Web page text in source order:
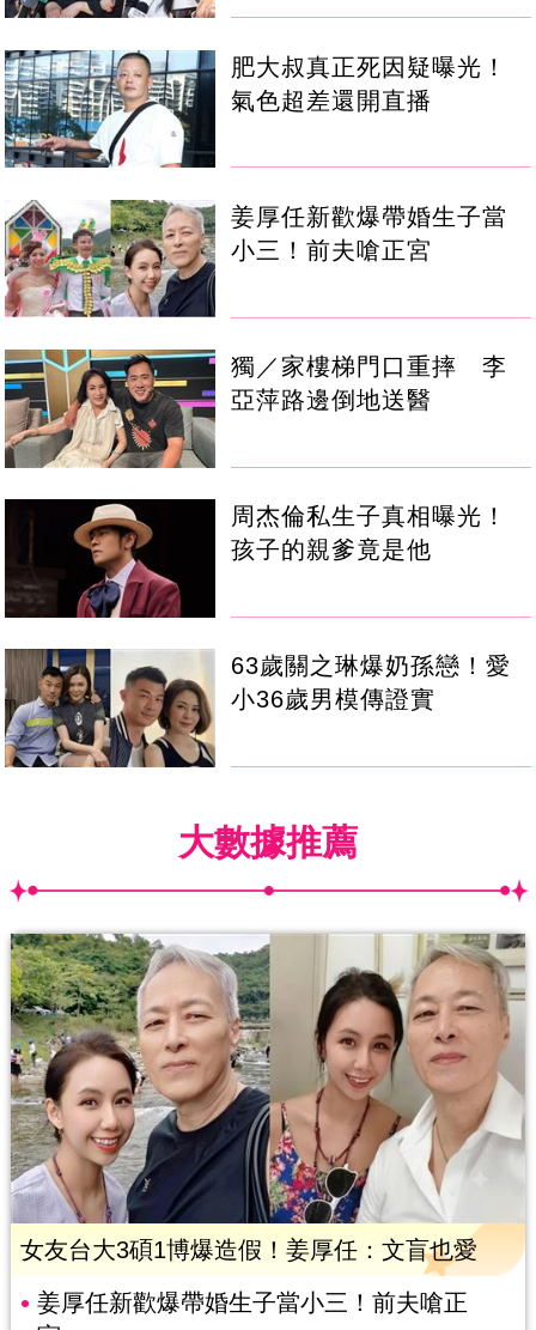
肥大叔真正死因疑曝光！
氣色超差還開直播
姜厚任新歡爆帶婚生子當
小三！前夫嗆正宮
獨／家樓梯門口重摔 李
亞萍路邊倒地送醫
周杰倫私生子真相曝光！
孩子的親爹竟是他
63歲關之琳爆奶孫戀！愛
小36歲男模傳證實
大數據推薦
女友台大3碩1博爆造假！姜厚任：文盲也愛
姜厚任新歡爆帶婚生子當小三！前夫嗆正